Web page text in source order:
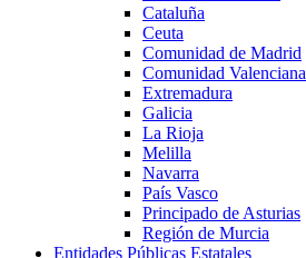
Cataluña
Ceuta
Comunidad de Madrid
Comunidad Valenciana
Extremadura
Galicia
La Rioja
Melilla
Navarra
País Vasco
Principado de Asturias
Región de Murcia
Entidades Públicas Estatales